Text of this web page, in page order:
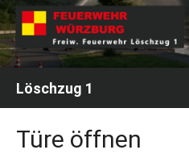
Skip
to
content
Löschzug 1
Türe öffnen